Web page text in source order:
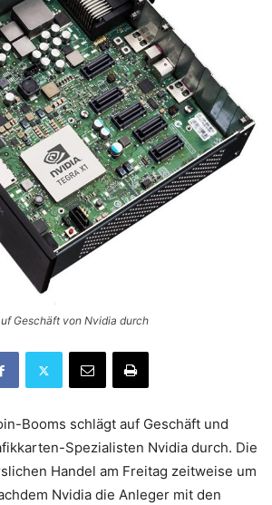
Geschäft von Nvidia durch
Booms schlägt auf Geschäft und
Spezialisten Nvidia durch. Die
Handel am Freitag zeitweise um
Nvidia die Anleger mit den